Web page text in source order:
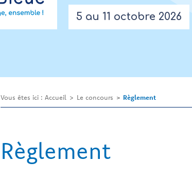
5 au 11 octobre 2026
Vous êtes ici : Accueil Le concours Règlement
Règlement